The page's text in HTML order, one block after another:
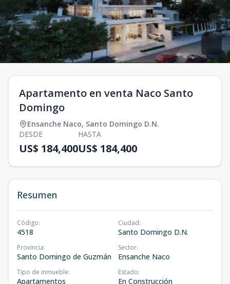
Apartamento en venta Naco Santo
Domingo
Ensanche Naco, Santo Domingo D.N.
DESDE
US$ 184,400
HASTA
US$ 184,400
Resumen
Código:
4518
Ciudad:
Santo Domingo D.N.
Provincia:
Santo Domingo de Guzmán
Sector:
Ensanche Naco
Tipo de inmueble:
Apartamentos
Estado:
En Construcción